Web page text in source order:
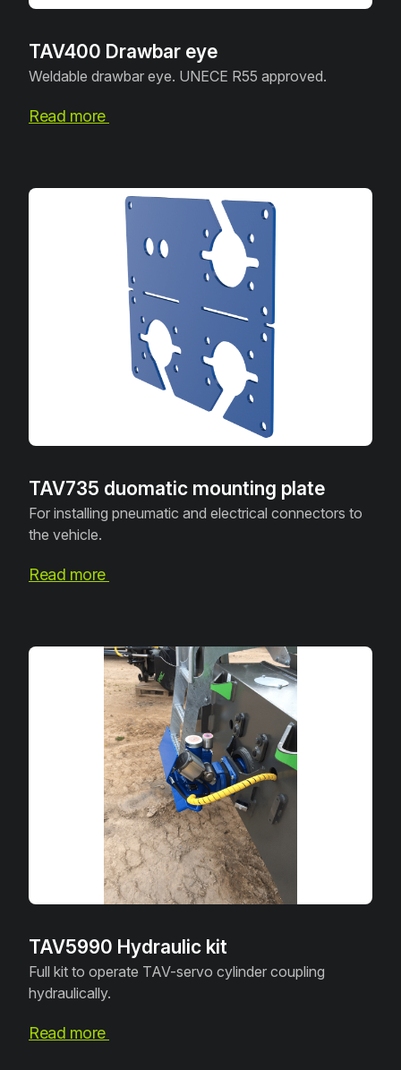
TAV400 Drawbar eye
Weldable drawbar eye. UNECE R55 approved.
Read more
TAV735 duomatic mounting plate
For installing pneumatic and electrical connectors to
the vehicle.
Read more
TAV5990 Hydraulic kit
Full kit to operate TAV-servo cylinder coupling
hydraulically.
Read more